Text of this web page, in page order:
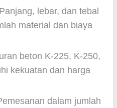
Panjang, lebar, dan tebal
material dan biaya
beton K-225, K-250,
kekuatan dan harga
dalam jumlah